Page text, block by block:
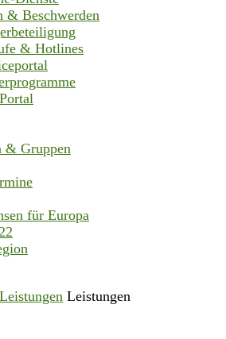
& Beschwerden
& Hotlines
& Gruppen
für Europa
Leistungen